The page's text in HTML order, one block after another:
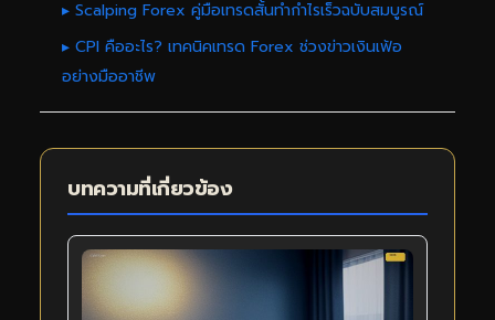
▸ Scalping Forex คู่มือเทรดสั้นทำกำไรเร็วฉบับสมบูรณ์
▸ CPI คืออะไร? เทคนิคเทรด Forex ช่วงข่าวเงินเฟ้อ
อย่างมืออาชีพ
บทความที่เกี่ยวข้อง